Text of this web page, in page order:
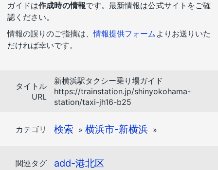
ガイドは作成時の情報です。最新情報は公式サイトをご確
認ください。
情報の誤りのご指摘は、情報提供フォーム よりお送りいた
だければ幸いです。
タイトル
URL
新横浜駅タクシー乗り場ガイド
https://trainstation.jp/shinyokohama-
station/taxi-jh16-b25
カテゴリ 検索 » 横浜市-新横浜 »
関連タグ add-港北区